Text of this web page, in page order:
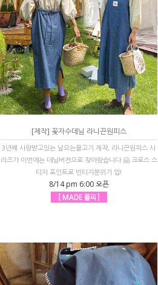
[제작] 꽃자수데님 라니끈원피스
3년째 사랑받고있는 날으는물고기 제작, 라니끈원피스 시
리즈가 이번에는 데님버전으로 찾아왔습니다 🤗 크로스 스
티치 포인트로 빈티지분위기 업!
8/14 pm 6:00 오픈